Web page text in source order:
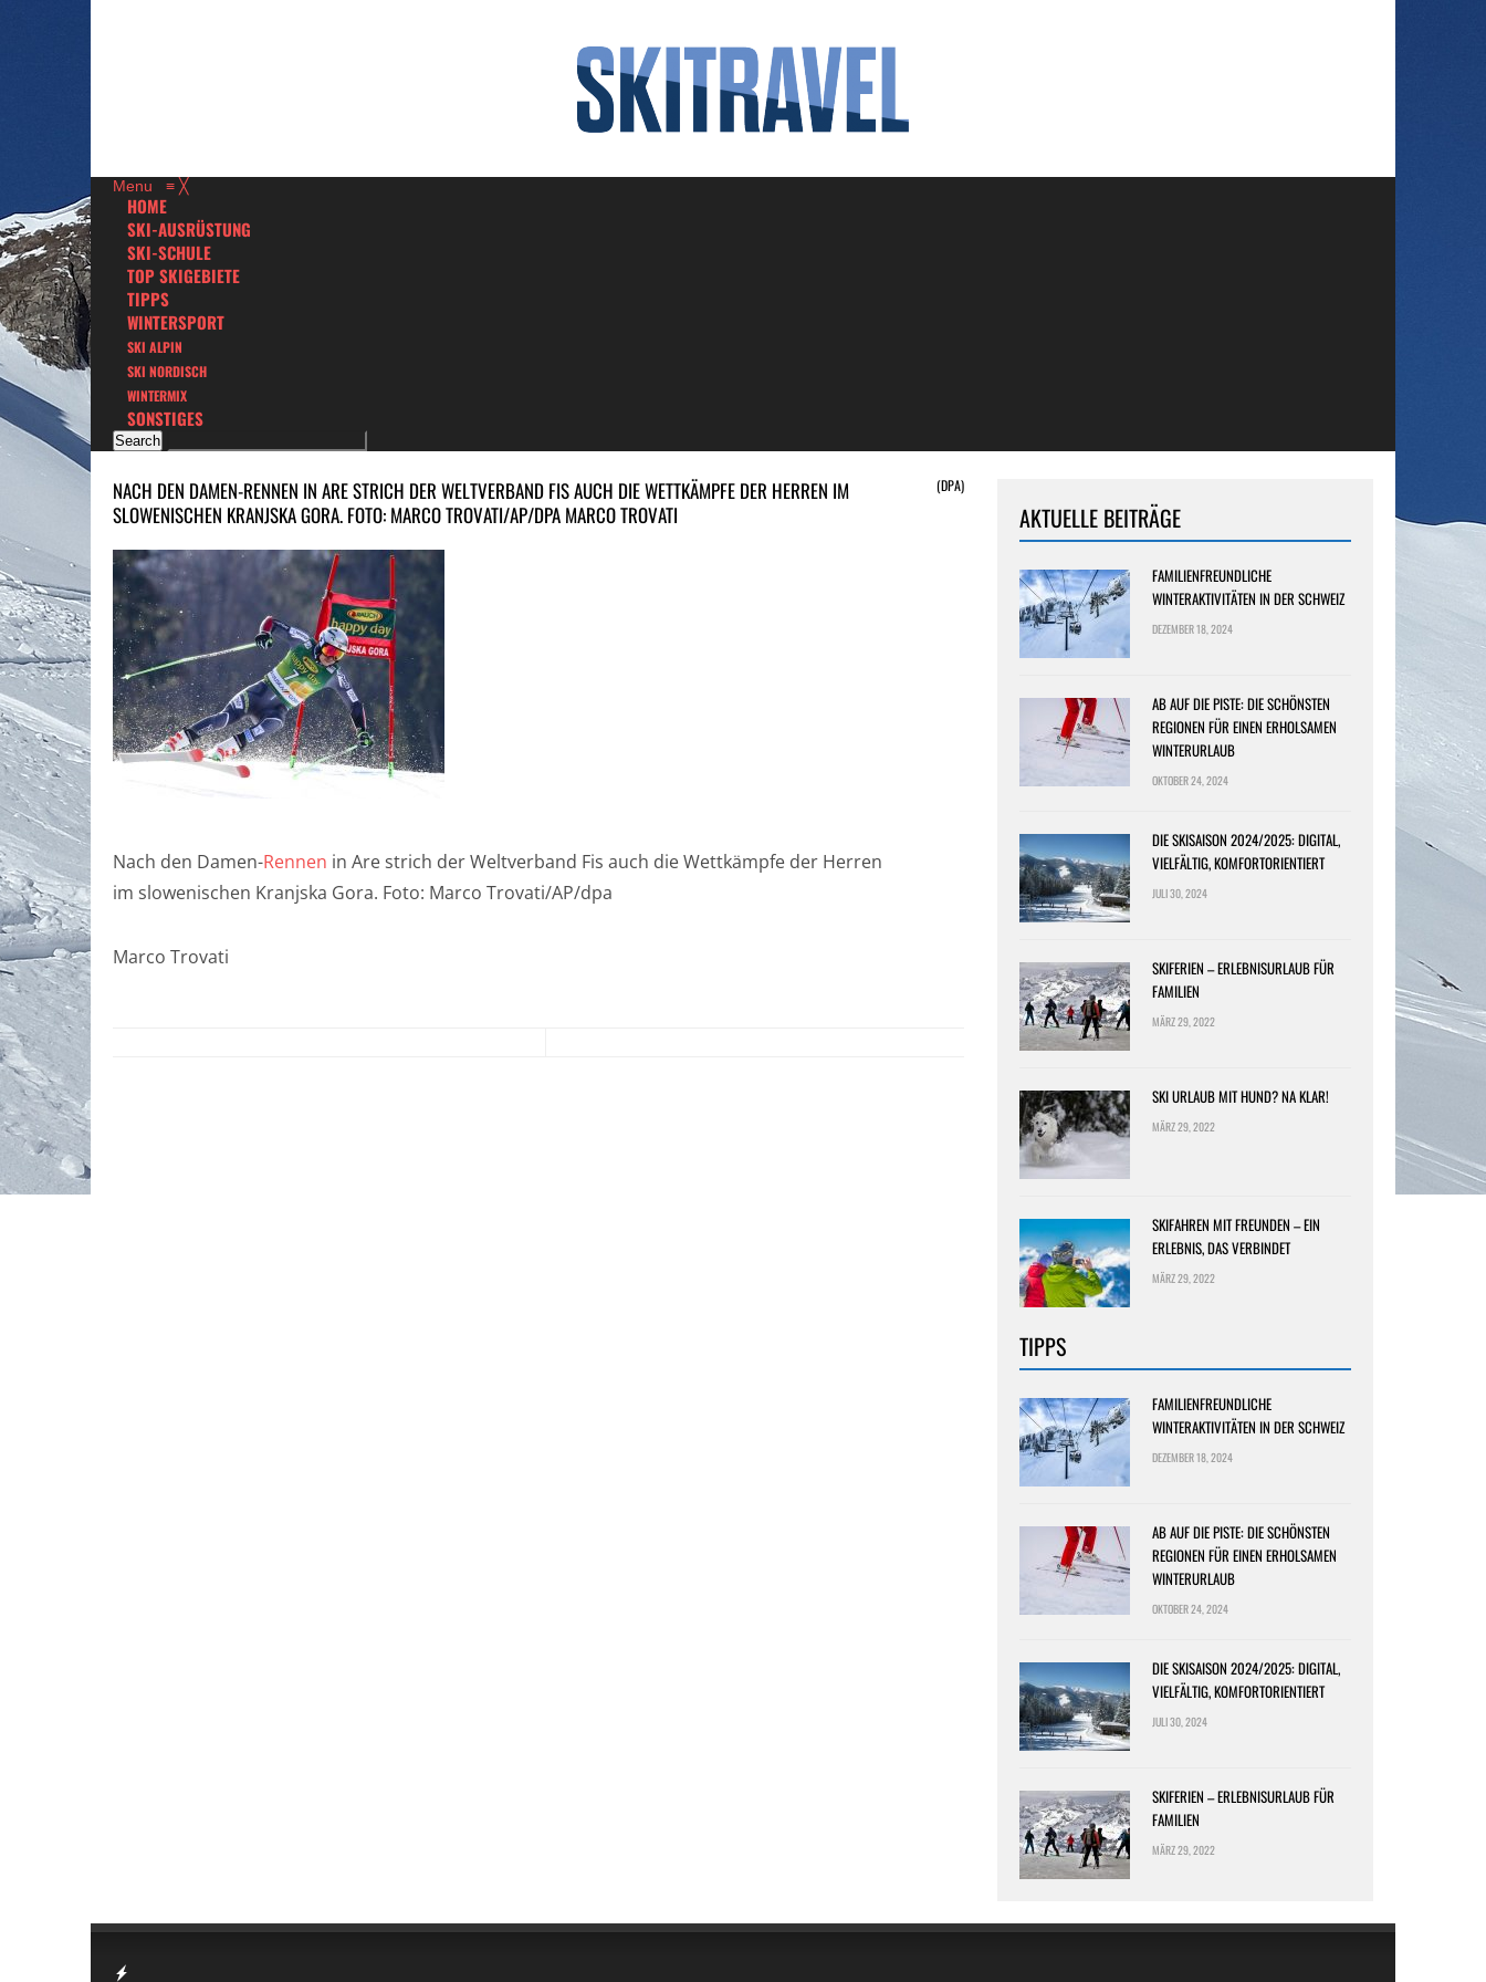
Menu ≡ ╳
HOME
SKI-AUSRÜSTUNG
SKI-SCHULE
TOP SKIGEBIETE
TIPPS
WINTERSPORT
SKI ALPIN
SKI NORDISCH
WINTERMIX
SONSTIGES
NACH DEN DAMEN-RENNEN IN ARE STRICH DER WELTVERBAND FIS AUCH DIE WETTKÄMPFE DER HERREN IM
SLOWENISCHEN KRANJSKA GORA. FOTO: MARCO TROVATI/AP/DPA MARCO TROVATI
(DPA)
Nach den Damen-Rennen in Are strich der Weltverband Fis auch die Wettkämpfe der Herren
im slowenischen Kranjska Gora. Foto: Marco Trovati/AP/dpa
Marco Trovati
AKTUELLE BEITRÄGE
FAMILIENFREUNDLICHE
WINTERAKTIVITÄTEN IN DER SCHWEIZ
DEZEMBER 18, 2024
AB AUF DIE PISTE: DIE SCHÖNSTEN
REGIONEN FÜR EINEN ERHOLSAMEN
WINTERURLAUB
OKTOBER 24, 2024
DIE SKISAISON 2024/2025: DIGITAL,
VIELFÄLTIG, KOMFORTORIENTIERT
JULI 30, 2024
SKIFERIEN – ERLEBNISURLAUB FÜR
FAMILIEN
MÄRZ 29, 2022
SKI URLAUB MIT HUND? NA KLAR!
MÄRZ 29, 2022
SKIFAHREN MIT FREUNDEN – EIN
ERLEBNIS, DAS VERBINDET
MÄRZ 29, 2022
TIPPS
FAMILIENFREUNDLICHE
WINTERAKTIVITÄTEN IN DER SCHWEIZ
DEZEMBER 18, 2024
AB AUF DIE PISTE: DIE SCHÖNSTEN
REGIONEN FÜR EINEN ERHOLSAMEN
WINTERURLAUB
OKTOBER 24, 2024
DIE SKISAISON 2024/2025: DIGITAL,
VIELFÄLTIG, KOMFORTORIENTIERT
JULI 30, 2024
SKIFERIEN – ERLEBNISURLAUB FÜR
FAMILIEN
MÄRZ 29, 2022